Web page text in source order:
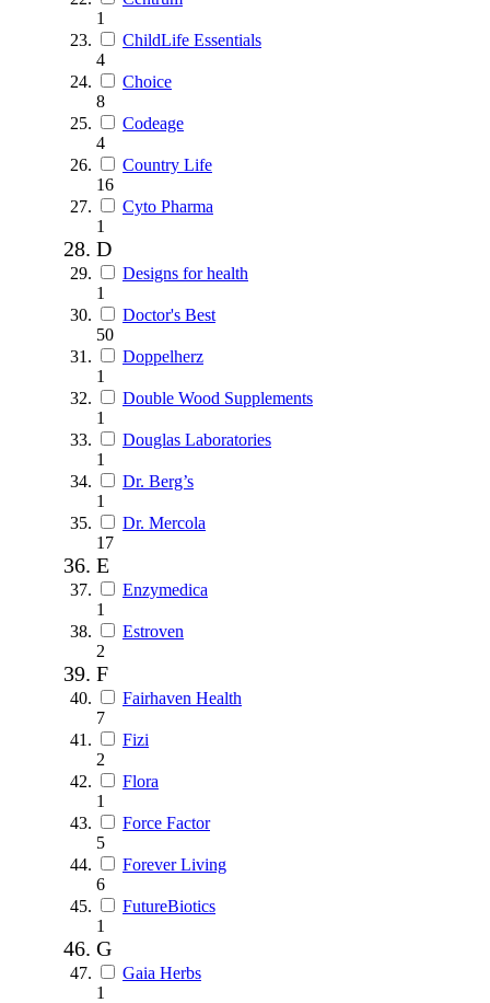
1
ChildLife Essentials
4
Choice
8
Codeage
4
Country Life
16
Cyto Pharma
1
D
Designs for health
1
Doctor's Best
50
Doppelherz
1
Double Wood Supplements
1
Douglas Laboratories
1
Dr. Berg’s
1
Dr. Mercola
17
E
Enzymedica
1
Estroven
2
F
Fairhaven Health
7
Fizi
2
Flora
1
Force Factor
5
Forever Living
6
FutureBiotics
1
G
Gaia Herbs
1